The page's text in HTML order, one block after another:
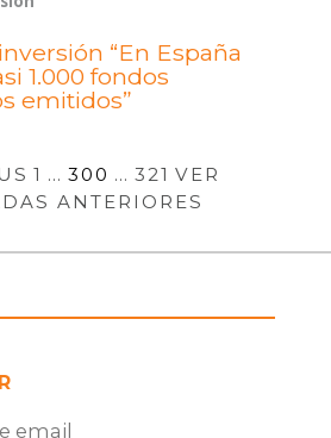
“En España
1.000 fondos
emitidos”
1 … 300 … 321 VER
ANTERIORES